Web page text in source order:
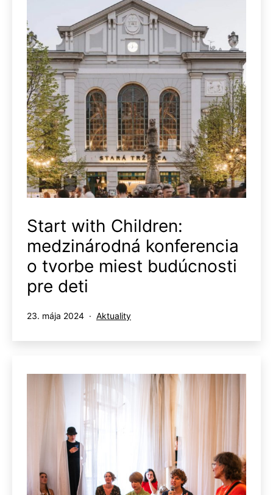
Start with Children:
medzinárodná konferencia
o tvorbe miest budúcnosti
pre deti
Publikované
23. mája 2024
Kategorizované
Aktuality